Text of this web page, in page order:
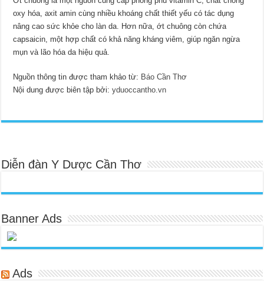
oxy hóa, axit amin cùng nhiều khoáng chất thiết yếu có tác dụng
nâng cao sức khỏe cho làn da. Hơn nữa, ớt chuông còn chứa
capsaicin, một hợp chất có khả năng kháng viêm, giúp ngăn ngừa
mụn và lão hóa da hiệu quả.
Nguồn thông tin được tham khảo từ: Báo Cần Thơ
Nội dung được biên tập bởi:yduoccantho.vn
Diễn đàn Y Dược Cần Thơ
Banner Ads
Ads